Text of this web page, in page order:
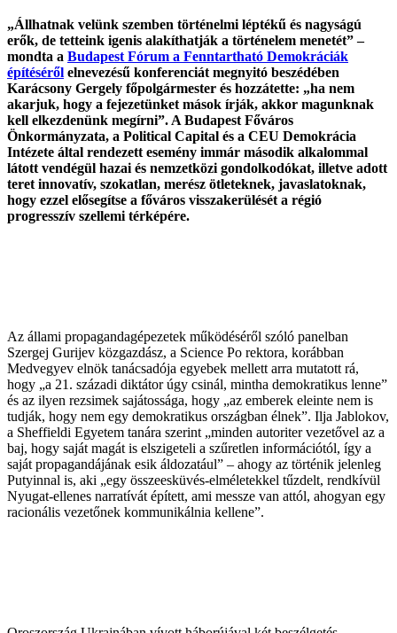
„Állhatnak velünk szemben történelmi léptékű és nagyságú
erők, de tetteink igenis alakíthatják a történelem menetét” –
mondta a Budapest Fórum a Fenntartható Demokráciák
építéséről elnevezésű konferenciát megnyitó beszédében
Karácsony Gergely főpolgármester és hozzátette: „ha nem
akarjuk, hogy a fejezetünket mások írják, akkor magunknak
kell elkezdenünk megírni”. A Budapest Főváros
Önkormányzata, a Political Capital és a CEU Demokrácia
Intézete által rendezett esemény immár második alkalommal
látott vendégül hazai és nemzetközi gondolkodókat, illetve adott
teret innovatív, szokatlan, merész ötleteknek, javaslatoknak,
hogy ezzel elősegítse a főváros visszakerülését a régió
progresszív szellemi térképére.
Az állami propagandagépezetek működéséről szóló panelban
Szergej Gurijev közgazdász, a Science Po rektora, korábban
Medvegyev elnök tanácsadója egyebek mellett arra mutatott rá,
hogy „a 21. századi diktátor úgy csinál, mintha demokratikus lenne”
és az ilyen rezsimek sajátossága, hogy „az emberek eleinte nem is
tudják, hogy nem egy demokratikus országban élnek”. Ilja Jablokov,
a Sheffieldi Egyetem tanára szerint „minden autoriter vezetővel az a
baj, hogy saját magát is elszigeteli a szűretlen információtól, így a
saját propagandájának esik áldozatául” – ahogy az történik jelenleg
Putyinnal is, aki „egy összeesküvés-elméletekkel tűzdelt, rendkívül
Nyugat-ellenes narratívát épített, ami messze van attól, ahogyan egy
racionális vezetőnek kommunikálnia kellene”.